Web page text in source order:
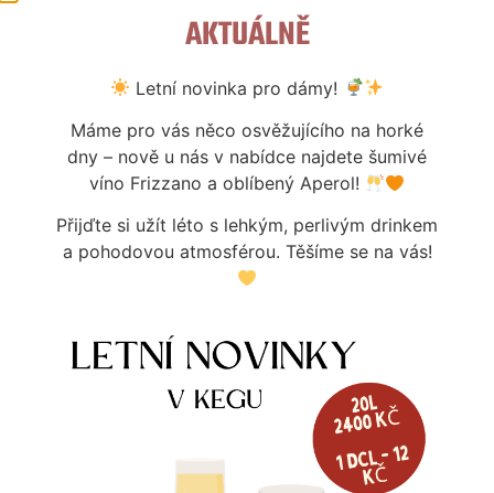
STOJAN KOVOVÝ 2XKOH.ZLATÝ
5 659Kč
STOJAN KOVOVÝ 3XKOH.ZLATÝ
8 499Kč
AKTUÁLNĚ
Letní novinka pro dámy!
Máme pro vás něco osvěžujícího na horké
dny – nově u nás v nabídce najdete šumivé
víno Frizzano a oblíbený Aperol!
Přijďte si užít léto s lehkým, perlivým drinkem
a pohodovou atmosférou. Těšíme se na vás!